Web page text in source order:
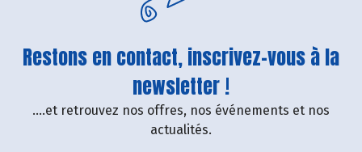
Restons en contact, inscrivez-vous à la
newsletter !
....et retrouvez nos offres, nos événements et nos
actualités.